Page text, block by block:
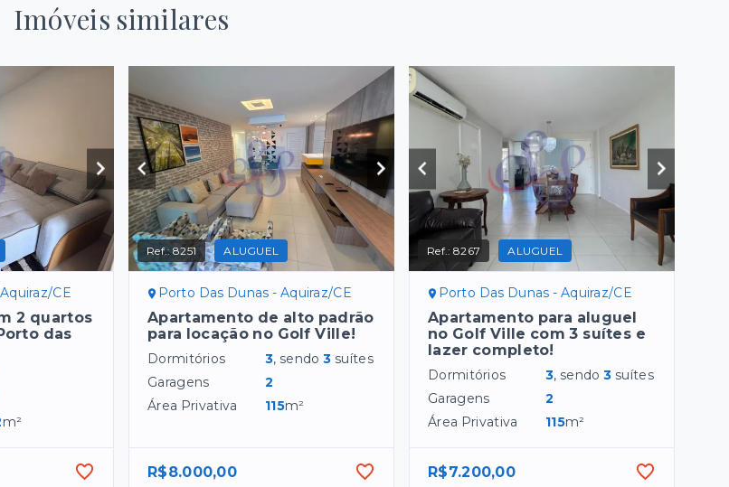
Imóveis similares
CE
2 quartos
das
m²
Ref.:8251 ALUGUEL
Porto Das Dunas - Aquiraz/CE
Apartamento de alto padrão
para locação no Golf Ville!
Dormitórios 3, sendo3 suítes
Garagens
2
Área Privativa
115m²
R$8.000,00
Ref.:8267 ALUGUEL
Porto Das Dunas - Aquiraz/CE
Apartamento para aluguel
no Golf Ville com 3 suítes e
lazer completo!
Dormitórios 3, sendo3 suítes
Garagens
2
Área Privativa
115m²
R$7.200,00